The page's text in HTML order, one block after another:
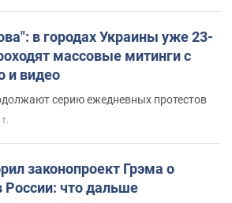
в городах Украины уже 23-
массовые митинги с
и видео
серию ежедневных протестов
законопроект Грэма о
России: что дальше